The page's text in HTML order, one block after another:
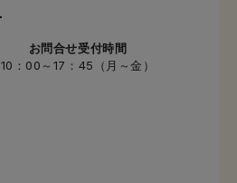
お問合せ受付時間
10：00～17：45（月～金）